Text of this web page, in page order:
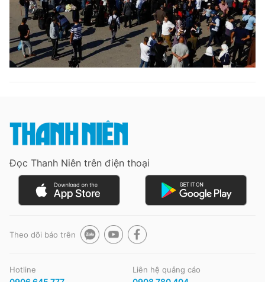
Đọc Thanh Niên trên điện thoại
Theo dõi báo trên
Hotline Liên hệ quảng cáo